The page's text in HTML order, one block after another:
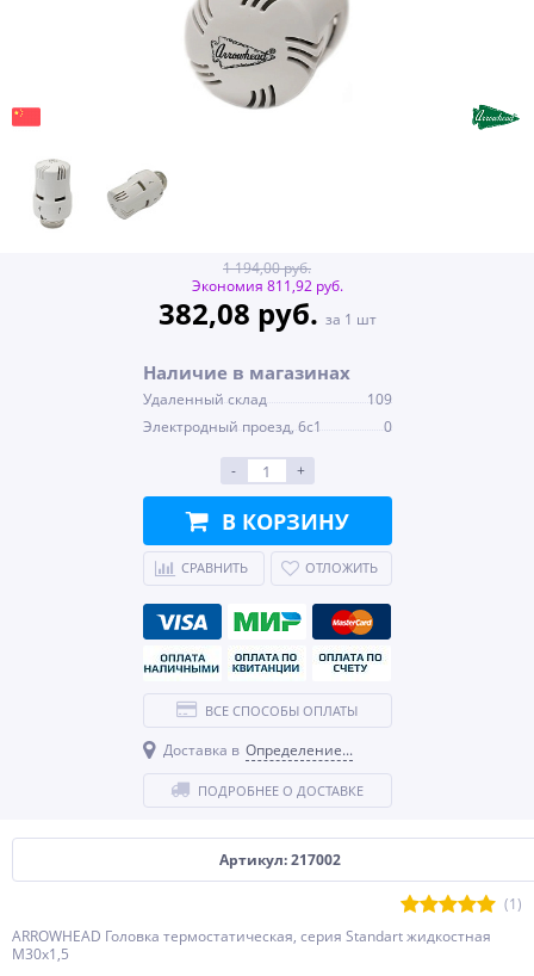
Артикул: 217002
(1)
ARROWHEAD Головка термостатическая, серия Standart жидкостная
M30x1,5
1 194,00 руб.
Экономия 811,92 руб.
382,08 руб. за 1 шт
Наличие в магазинах
Удаленный склад
109
Электродный проезд, 6с1
0
- +
В КОРЗИНУ
СРАВНИТЬ ОТЛОЖИТЬ
ВСЕ СПОСОБЫ ОПЛАТЫ
Доставка в Определение...
ПОДРОБНЕЕ О ДОСТАВКЕ